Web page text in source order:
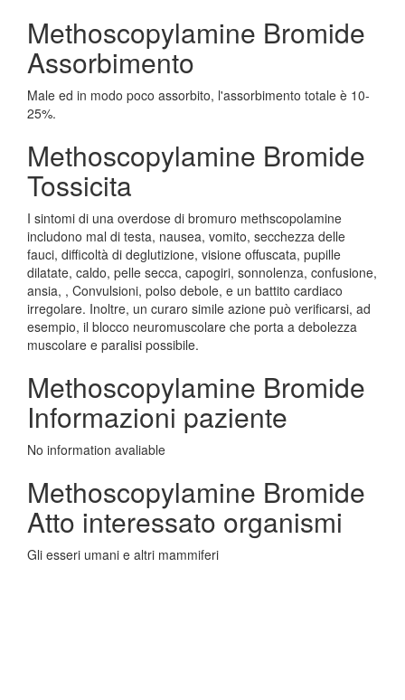
Methoscopylamine Bromide
Assorbimento
Male ed in modo poco assorbito, l'assorbimento totale è 10-
25%.
Methoscopylamine Bromide
Tossicita
I sintomi di una overdose di bromuro methscopolamine
includono mal di testa, nausea, vomito, secchezza delle
fauci, difficoltà di deglutizione, visione offuscata, pupille
dilatate, caldo, pelle secca, capogiri, sonnolenza, confusione,
ansia, , Convulsioni, polso debole, e un battito cardiaco
irregolare. Inoltre, un curaro simile azione può verificarsi, ad
esempio, il blocco neuromuscolare che porta a debolezza
muscolare e paralisi possibile.
Methoscopylamine Bromide
Informazioni paziente
No information avaliable
Methoscopylamine Bromide
Atto interessato organismi
Gli esseri umani e altri mammiferi